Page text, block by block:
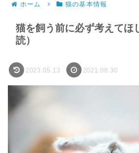
ホーム 猫の基本情報
猫を飼う前に必ず考えてほ
読）
2023.05.13 2021.08.30